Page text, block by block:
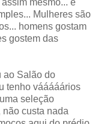
Mulheres são
homens gostam
gostem das
ao Salão do
tenho vááááários
seleção
custa nada